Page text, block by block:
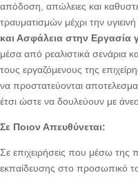
απόδοση, απώλειες και
τραυματισμών μέχρι την
και Ασφάλεια στην Εργασία
μέσα από ρεαλιστικά σενάρια
τους εργαζόμενους της
να προστατεύονται
έτσι ώστε να δουλεύουν με
Σε Ποιον Απευθύνεται:
Σε επιχειρήσεις που μέσω της
εκπαίδευσης στο προσωπικό